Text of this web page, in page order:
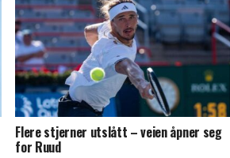
Flere stjerner utslått – veien åpner seg
for Ruud